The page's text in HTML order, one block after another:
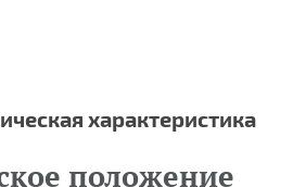
характеристика
положение